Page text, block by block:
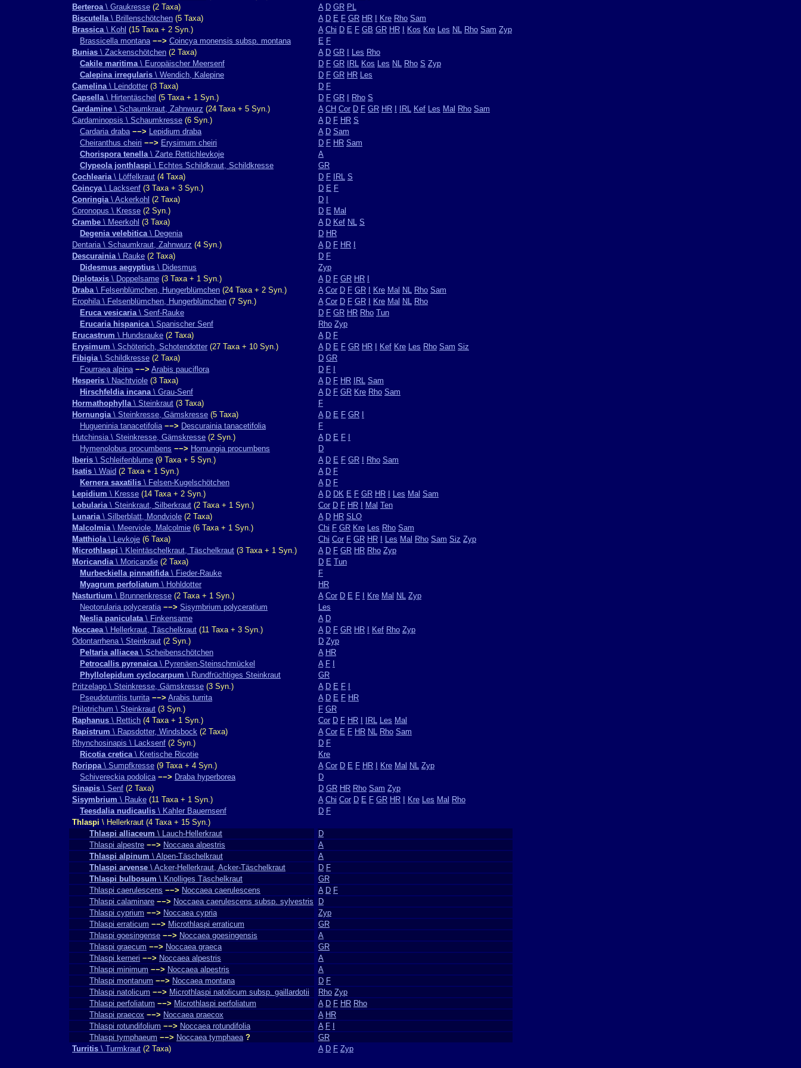
Berteroa\ Graukresse (2 Taxa) A D GR PL
Biscutella\ Brillenschötchen (5 Taxa) A D E F GR HR Kre Rho Sam
Brassica\ Kohl (15 Taxa + 2 Syn.) A Chi D E F GB GR HR Kos Kre Les NL Rho Sam Zyp
Brassicella montana −−> Coincya monensis subsp. montana E F
Bunias \ Zackenschötchen (2 Taxa) A D GR Les Rho
Cakile maritima\ Europäischer Meersenf D F GR IRL Kos Les NL Rho S Zyp
Calepina irregularis \ Wendich, Kalepine D F GR HR Les
Camelina\ Leindotter (3 Taxa) D F
Capsella\ Hirtentäschel (5 Taxa + 1 Syn.) D F GR Rho S
Cardamine \ Schaumkraut, Zahnwurz (24 Taxa + 5 Syn.) A CH Cor D F GR HR IRL Kef Les Mal Rho Sam
Cardaminopsis \ Schaumkresse (6 Syn.) A D F HR S
Cardaria draba −−> Lepidium draba A D Sam
Cheiranthus cheiri −−> Erysimum cheiri D F HR Sam
Chorispora tenella\ Zarte Rettichlevkoje
A
Clypeola jonthlaspi \ Echtes Schildkraut, Schildkresse
GR
Cochlearia\ Löffelkraut (4 Taxa) D F IRL S
Coincya\ Lacksenf (3 Taxa + 3 Syn.) D E F
Conringia\ Ackerkohl (2 Taxa) D
Coronopus \ Kresse (2 Syn.) D E Mal
Crambe \ Meerkohl (3 Taxa) A D Kef NL S
Degenia velebitica\ Degenia D HR
Dentaria \ Schaumkraut, Zahnwurz (4 Syn.) A D F HR
Descurainia\ Rauke (2 Taxa) D F
Didesmus aegyptius \ Didesmus
Zyp
Diplotaxis \ Doppelsame (3 Taxa + 1 Syn.) A D F GR HR
Draba\ Felsenblümchen, Hungerblümchen (24 Taxa + 2 Syn.) A Cor D F GR Kre Mal NL Rho Sam
Erophila \ Felsenblümchen, Hungerblümchen (7 Syn.) A Cor D F GR Kre Mal NL Rho
Eruca vesicaria\ Senf-Rauke D F GR HR Rho Tun
Erucaria hispanica\ Spanischer Senf Rho Zyp
Erucastrum \ Hundsrauke (2 Taxa) A D F
Erysimum \ Schöterich, Schotendotter (27 Taxa + 10 Syn.) A D E F GR HR Kef Kre Les Rho Sam Siz
Fibigia\ Schildkresse (2 Taxa) D GR
Fourraea alpina −−> Arabis pauciflora D F
Hesperis \ Nachtviole (3 Taxa) A D F HR IRL Sam
Hirschfeldia incana\ Grau-Senf A D F GR Kre Rho Sam
Hormathophylla\ Steinkraut (3 Taxa)
F
Hornungia\ Steinkresse, Gämskresse (5 Taxa) A D E F GR
Hugueninia tanacetifolia −−> Descurainia tanacetifolia
F
Hutchinsia \ Steinkresse, Gämskresse (2 Syn.) A D E F
Hymenolobus procumbens −−> Hornungia procumbens
D
Iberis \ Schleifenblume (9 Taxa + 5 Syn.) A D E F GR Rho Sam
Isatis \ Waid (2 Taxa + 1 Syn.) A D F
Kernera saxatilis \ Felsen-Kugelschötchen A D F
Lepidium \ Kresse (14 Taxa + 2 Syn.) A D DK E F GR HR Les Mal Sam
Lobularia\ Steinkraut, Silberkraut (2 Taxa + 1 Syn.) Cor D F HR Mal Ten
Lunaria\ Silberblatt, Mondviole (2 Taxa) A D HR SLO
Malcolmia\ Meerviole, Malcolmie (6 Taxa + 1 Syn.) Chi F GR Kre Les Rho Sam
Matthiola\ Levkoje (6 Taxa) Chi Cor F GR HR Les Mal Rho Sam Siz Zyp
Microthlaspi \ Kleintäschelkraut, Täschelkraut (3 Taxa + 1 Syn.) A D F GR HR Rho Zyp
Moricandia\ Moricandie (2 Taxa) D E Tun
Murbeckiella pinnatifida\ Fieder-Rauke
F
Myagrum perfoliatum \ Hohldotter
HR
Nasturtium \ Brunnenkresse (2 Taxa + 1 Syn.) A Cor D E F Kre Mal NL Zyp
Neotorularia polyceratia −−> Sisymbrium polyceratium
Les
Neslia paniculata\ Finkensame A D
Noccaea\ Hellerkraut, Täschelkraut (11 Taxa + 3 Syn.) A D F GR HR Kef Rho Zyp
Odontarrhena \ Steinkraut (2 Syn.) D Zyp
Peltaria alliacea\ Scheibenschötchen A HR
Petrocallis pyrenaica\ Pyrenäen-Steinschmückel A F
Phyllolepidum cyclocarpum \ Rundfrüchtiges Steinkraut
GR
Pritzelago \ Steinkresse, Gämskresse (3 Syn.) A D E F
Pseudoturritis turrita −−> Arabis turrita A D E F HR
Ptilotrichum \ Steinkraut (3 Syn.) F GR
Raphanus \ Rettich (4 Taxa + 1 Syn.) Cor D F HR IRL Les Mal
Rapistrum \ Rapsdotter, Windsbock (2 Taxa) A Cor E F HR NL Rho Sam
Rhynchosinapis \ Lacksenf (2 Syn.) D F
Ricotia cretica\ Kretische Ricotie
Kre
Rorippa\ Sumpfkresse (9 Taxa + 4 Syn.) A Cor D E F HR Kre Mal NL Zyp
Schivereckia podolica −−> Draba hyperborea
D
Sinapis \ Senf (2 Taxa) D GR HR Rho Sam Zyp
Sisymbrium \ Rauke (11 Taxa + 1 Syn.) A Chi Cor D E F GR HR Kre Les Mal Rho
Teesdalia nudicaulis \ Kahler Bauernsenf D F
Thlaspi \ Hellerkraut (4 Taxa + 15 Syn.)
Thlaspi alliaceum \ Lauch-Hellerkraut
D
Thlaspi alpestre −−> Noccaea alpestris
A
Thlaspi alpinum \ Alpen-Täschelkraut
A
Thlaspi arvense \ Acker-Hellerkraut, Acker-Täschelkraut D F
Thlaspi bulbosum \ Knolliges Täschelkraut
GR
Thlaspi caerulescens −−> Noccaea caerulescens A D F
Thlaspi calaminare −−> Noccaea caerulescens subsp. sylvestris
D
Thlaspi cyprium −−> Noccaea cypria
Zyp
Thlaspi erraticum −−> Microthlaspi erraticum
GR
Thlaspi goesingense −−> Noccaea goesingensis
A
Thlaspi graecum −−> Noccaea graeca
GR
Thlaspi kerneri −−> Noccaea alpestris
A
Thlaspi minimum −−> Noccaea alpestris
A
Thlaspi montanum −−> Noccaea montana D F
Thlaspi natolicum −−> Microthlaspi natolicum subsp. gaillardotii Rho Zyp
Thlaspi perfoliatum −−> Microthlaspi perfoliatum A D F HR Rho
Thlaspi praecox −−> Noccaea praecox A HR
Thlaspi rotundifolium −−> Noccaea rotundifolia A F
Thlaspi tymphaeum −−> Noccaea tymphaea ?
GR
Turritis \ Turmkraut (2 Taxa) A D F Zyp